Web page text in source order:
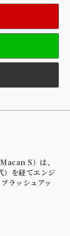
S）は、
を経てエンジ
ラッシュアッ